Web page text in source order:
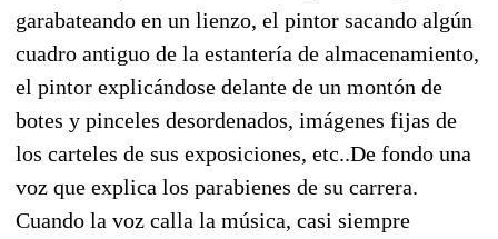
garabateando en un lienzo, el pintor sacando algún
cuadro antiguo de la estantería de almacenamiento,
el pintor explicándose delante de un montón de
botes y pinceles desordenados, imágenes fijas de
los carteles de sus exposiciones, etc..De fondo una
voz que explica los parabienes de su carrera.
Cuando la voz calla la música, casi siempre